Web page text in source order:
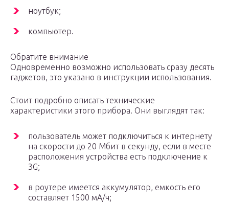
ноутбук;
компьютер.
Обратите внимание
Одновременно возможно использовать сразу десять
гаджетов, это указано в инструкции использования.
Стоит подробно описать технические
характеристики этого прибора. Они выглядят так:
пользователь может подключиться к интернету
на скорости до 20 Мбит в секунду, если в месте
расположения устройства есть подключение к
3G;
в роутере имеется аккумулятор, емкость его
составляет 1500 мА/ч;